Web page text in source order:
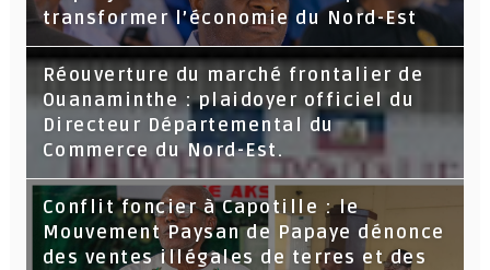
transformer l’économie du Nord-Est
Réouverture du marché frontalier de
Ouanaminthe : plaidoyer officiel du
Directeur Départemental du
Commerce du Nord-Est.
Conflit foncier à Capotille : le
Mouvement Paysan de Papaye dénonce
des ventes illégales de terres et des